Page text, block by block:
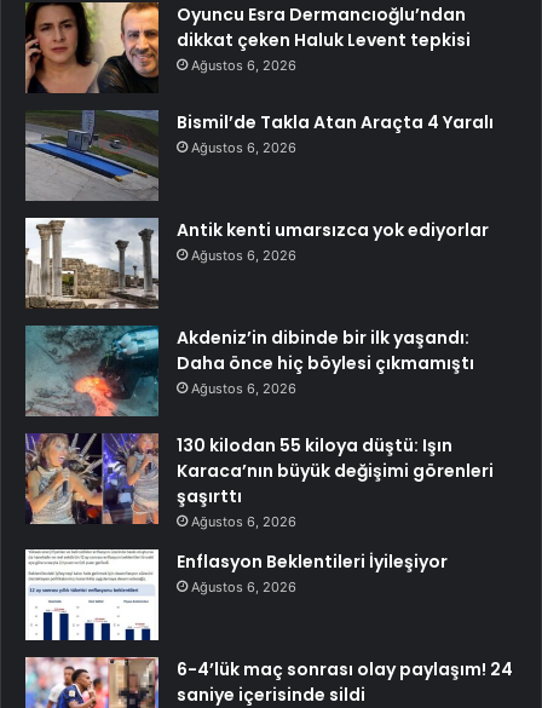
Oyuncu Esra Dermancıoğlu’ndan
dikkat çeken Haluk Levent tepkisi
Ağustos 6, 2026
Bismil’de Takla Atan Araçta 4 Yaralı
Ağustos 6, 2026
Antik kenti umarsızca yok ediyorlar
Ağustos 6, 2026
Akdeniz’in dibinde bir ilk yaşandı:
Daha önce hiç böylesi çıkmamıştı
Ağustos 6, 2026
130 kilodan 55 kiloya düştü: Işın
Karaca’nın büyük değişimi görenleri
şaşırttı
Ağustos 6, 2026
Enflasyon Beklentileri İyileşiyor
Ağustos 6, 2026
6-4’lük maç sonrası olay paylaşım! 24
saniye içerisinde sildi